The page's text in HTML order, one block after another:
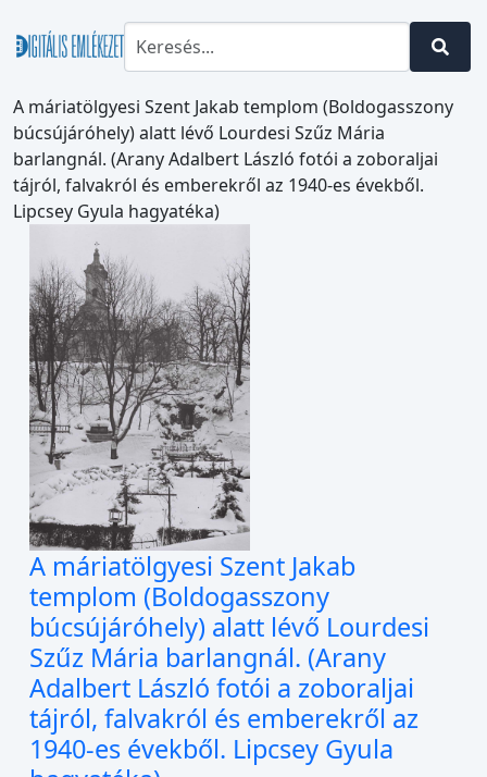
A máriatölgyesi Szent Jakab templom (Boldogasszony
búcsújáróhely) alatt lévő Lourdesi Szűz Mária
barlangnál. (Arany Adalbert László fotói a zoboraljai
tájról, falvakról és emberekről az 1940-es évekből.
Lipcsey Gyula hagyatéka)
A máriatölgyesi Szent Jakab
templom (Boldogasszony
búcsújáróhely) alatt lévő Lourdesi
Szűz Mária barlangnál. (Arany
Adalbert László fotói a zoboraljai
tájról, falvakról és emberekről az
1940-es évekből. Lipcsey Gyula